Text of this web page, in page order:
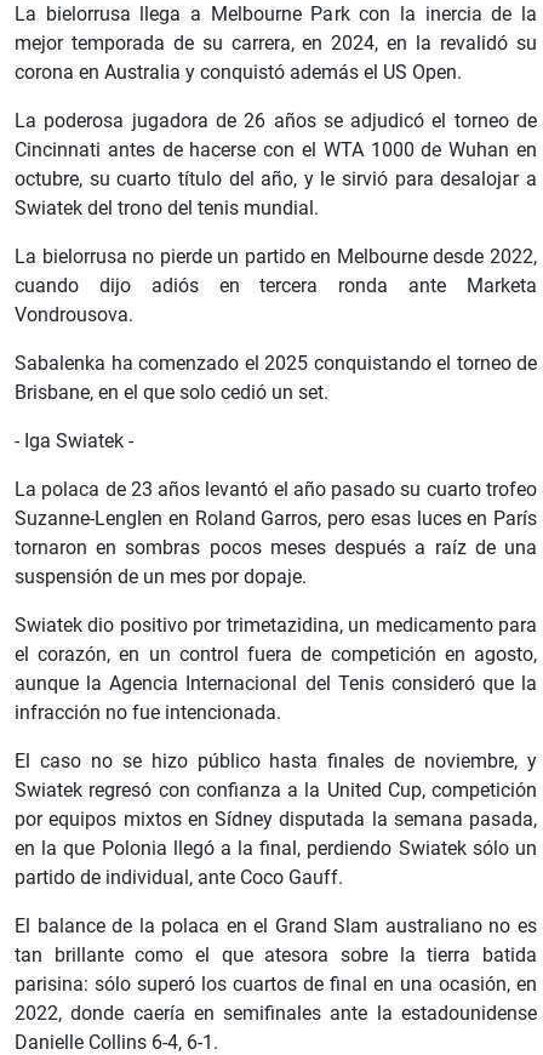
La bielorrusa llega a Melbourne Park con la inercia de la
mejor temporada de su carrera, en 2024, en la revalidó su
corona en Australia y conquistó además el US Open.
La poderosa jugadora de 26 años se adjudicó el torneo de
Cincinnati antes de hacerse con el WTA 1000 de Wuhan en
octubre, su cuarto título del año, y le sirvió para desalojar a
Swiatek del trono del tenis mundial.
La bielorrusa no pierde un partido en Melbourne desde 2022,
cuando dijo adiós en tercera ronda ante Marketa
Vondrousova.
Sabalenka ha comenzado el 2025 conquistando el torneo de
Brisbane, en el que solo cedió un set.
- Iga Swiatek -
La polaca de 23 años levantó el año pasado su cuarto trofeo
Suzanne-Lenglen en Roland Garros, pero esas luces en París
tornaron en sombras pocos meses después a raíz de una
suspensión de un mes por dopaje.
Swiatek dio positivo por trimetazidina, un medicamento para
el corazón, en un control fuera de competición en agosto,
aunque la Agencia Internacional del Tenis consideró que la
infracción no fue intencionada.
El caso no se hizo público hasta finales de noviembre, y
Swiatek regresó con confianza a la United Cup, competición
por equipos mixtos en Sídney disputada la semana pasada,
en la que Polonia llegó a la final, perdiendo Swiatek sólo un
partido de individual, ante Coco Gauff.
El balance de la polaca en el Grand Slam australiano no es
tan brillante como el que atesora sobre la tierra batida
parisina: sólo superó los cuartos de final en una ocasión, en
2022, donde caería en semifinales ante la estadounidense
Danielle Collins 6-4, 6-1.